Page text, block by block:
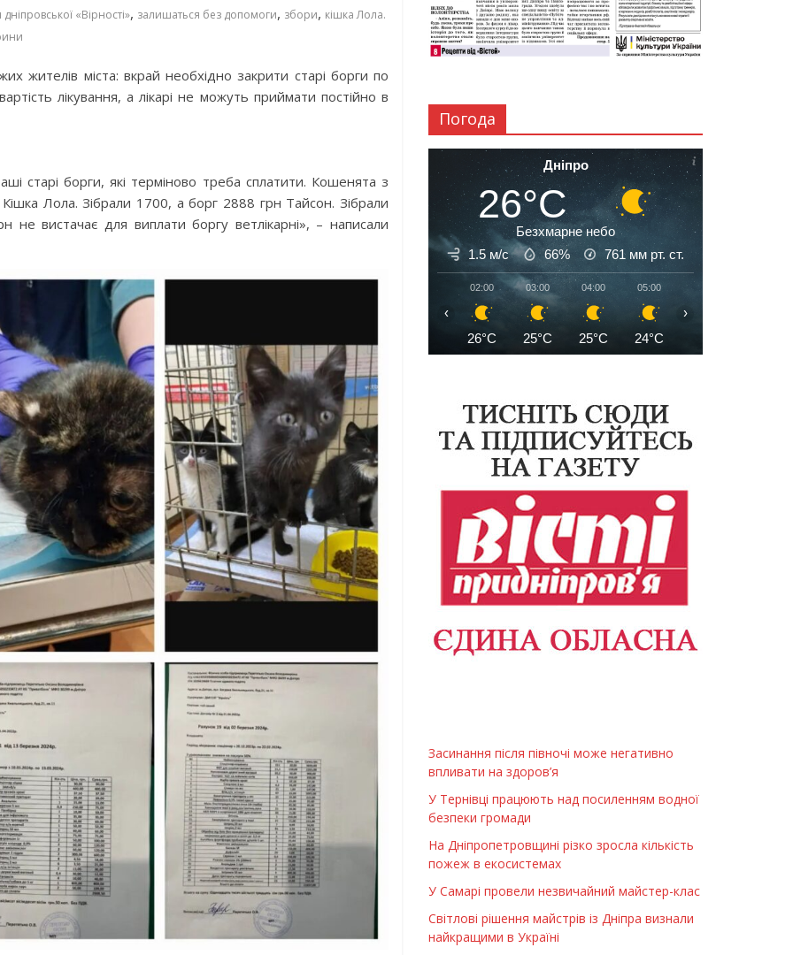
«Вірності», залишаться без допомоги, збори, кішка Лола.
жителів міста: вкрай необхідно закрити старі борги по
лікування, а лікарі не можуть приймати постійно в
старі борги, які терміново треба сплатити. Кошенята з
Лола. Зібрали 1700, а борг 2888 грн Тайсон. Зібрали
вистачає для виплати боргу ветлікарні», – написали
Погода
Дніпро
26°C
Безхмарне небо
1.5 м/с
66% 761 мм рт. ст.
02:00
26°C
03:00
25°C
04:00
25°C
05:00
24°C
‹ ›
Засинання після півночі може негативно
впливати на здоров’я
У Тернівці працюють над посиленням водної
безпеки громади
На Дніпропетровщині різко зросла кількість
пожеж в екосистемах
У Самарі провели незвичайний майстер-клас
Світлові рішення майстрів із Дніпра визнали
найкращими в Україні